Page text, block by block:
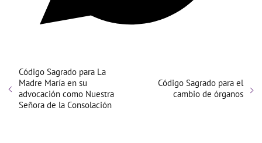
Código Sagrado para La
Madre María en su
advocación como Nuestra
Señora de la Consolación
Código Sagrado para el
cambio de órganos